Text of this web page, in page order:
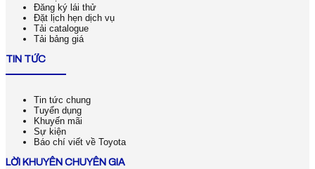
Đăng ký lái thử
Đặt lịch hẹn dịch vụ
Tải catalogue
Tải bảng giá
TIN TỨC
Tin tức chung
Tuyển dụng
Khuyến mãi
Sự kiện
Báo chí viết về Toyota
LỜI KHUYÊN CHUYÊN GIA